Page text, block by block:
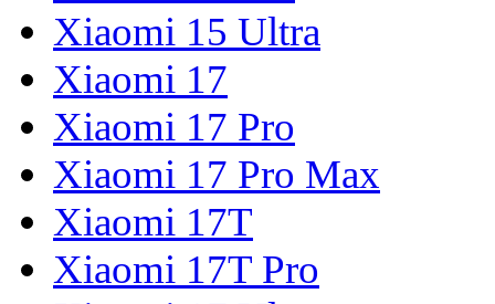
Xiaomi 15 Ultra
Xiaomi 17
Xiaomi 17 Pro
Xiaomi 17 Pro Max
Xiaomi 17T
Xiaomi 17T Pro